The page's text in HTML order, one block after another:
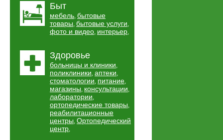
Быт
мебель, бытовые
товары, бытовые услуги,
фото и видео, интерьер,
Здоровье
больницы и клиники,
поликлиники, аптеки,
стоматологии, питание,
магазины, консультации,
лаборатории,
ортопедические товары,
реабилитационные
центры, Ортопедический
центр,